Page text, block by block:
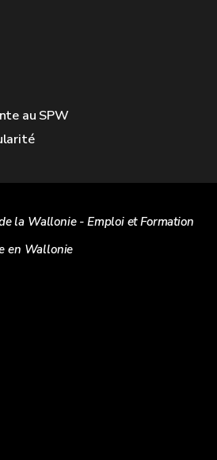
au SPW
la Wallonie - Emploi et Formation
en Wallonie